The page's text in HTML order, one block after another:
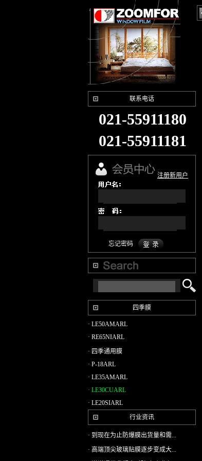
联系电话
021-55911180
021-55911181
注册新用户
忘记密码
四季膜
· LE50AMARL
· RE65NIARL
· 四季通用膜
· P-18ARL
· LE35AMARL
· LE30CUARL
· LE20SIARL
行业资讯
· 到现在为止防爆膜出货量和需...
· 高端顶尖玻璃贴膜逐步变成大...